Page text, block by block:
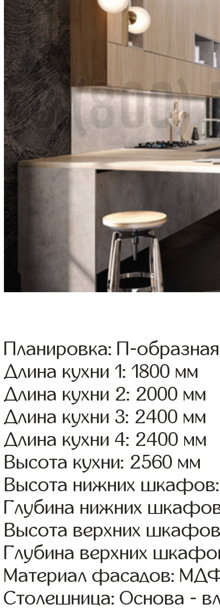
Планировка: П-образная
Длина кухни 1: 1800 мм
Длина кухни 2: 2000 мм
Длина кухни 3: 2400 мм
Длина кухни 4: 2400 мм
Высота кухни: 2560 мм
Высота нижних
Глубина нижних
Высота верхних
Глубина верхних
Материал фасадов:
Столешница: Основа -